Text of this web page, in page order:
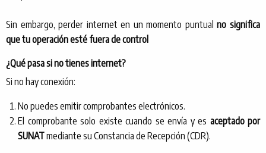
Sin embargo, perder internet en un momento puntualno significa
que tu operación esté fuera de control
¿Qué pasa si no tienes internet?
Si no hay conexión:
No puedes emitir comprobantes electrónicos.
El comprobante solo existe cuando se envía y es aceptado por
SUNATmediante su Constancia de Recepción (CDR).